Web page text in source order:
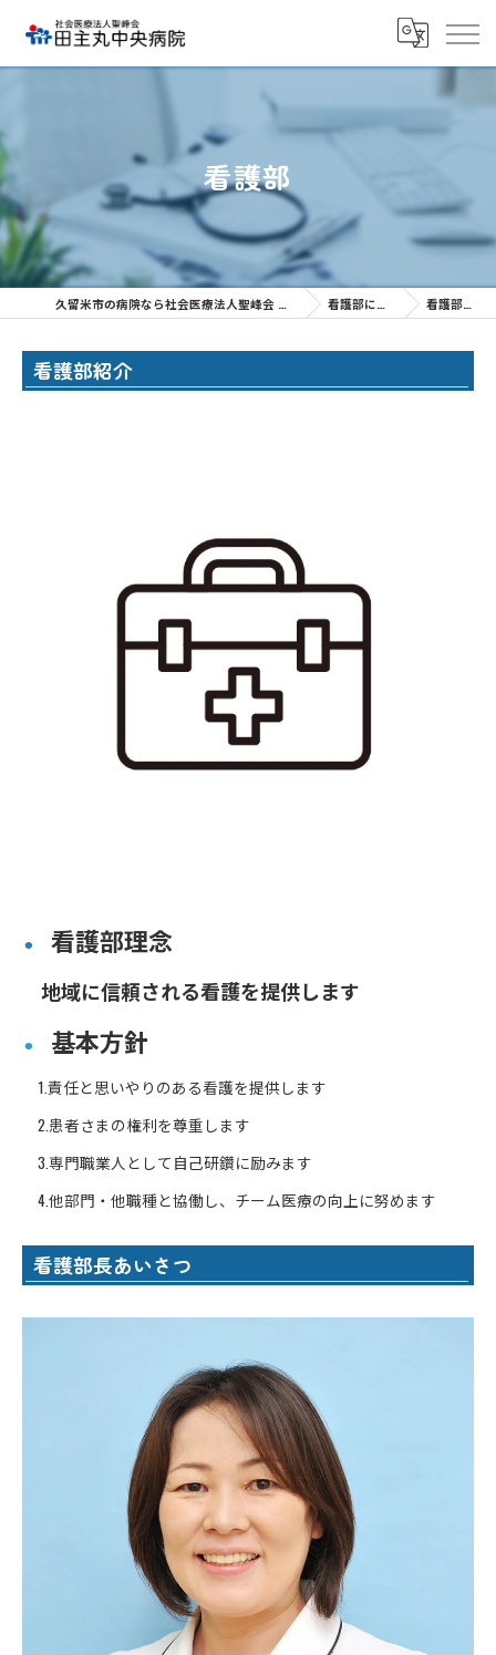
看護部
看護部について 看護部紹介
看護部紹介
⚫︎ 看護部理念
地域に信頼される看護を提供します
⚫︎ 基本方針
1.責任と思いやりのある看護を提供します
2.患者さまの権利を尊重します
3.専門職業人として自己研鑽に励みます
4.他部門・他職種と協働し、チーム医療の向上に努めます
看護部長あいさつ